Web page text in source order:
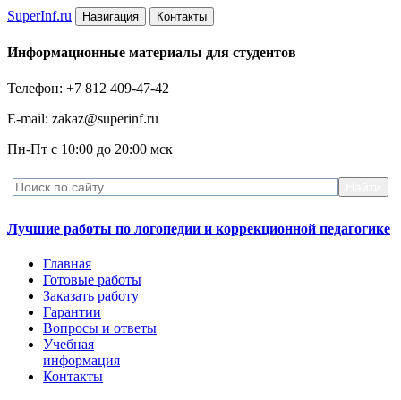
SuperInf.ru Навигация Контакты
Информационные материалы для студентов
Телефон: +7 812 409-47-42
E-mail: zakaz@superinf.ru
Пн-Пт с 10:00 до 20:00 мск
Лучшие работы по логопедии и коррекционной педагогике
Главная
Готовые работы
Заказать работу
Гарантии
Вопросы и ответы
Учебная
информация
Контакты